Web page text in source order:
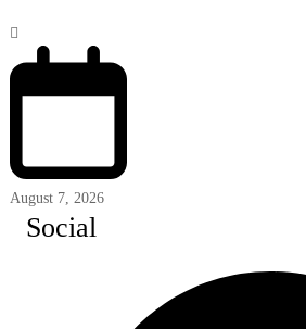
August 7, 2026
Social